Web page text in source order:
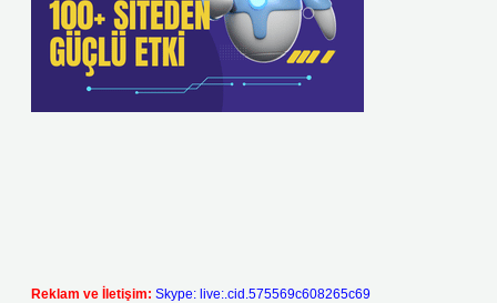
Reklam ve İletişim: Skype: live:.cid.575569c608265c69